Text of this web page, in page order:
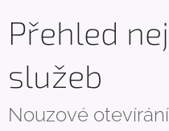
Přehled
služeb
Nouzové